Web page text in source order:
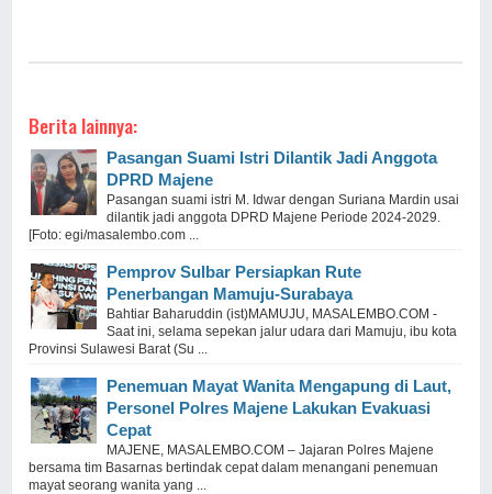
Berita lainnya:
Pasangan Suami Istri Dilantik Jadi Anggota
DPRD Majene
Pasangan suami istri M. Idwar dengan Suriana Mardin usai
dilantik jadi anggota DPRD Majene Periode 2024-2029.
[Foto: egi/masalembo.com ...
Pemprov Sulbar Persiapkan Rute
Penerbangan Mamuju-Surabaya
Bahtiar Baharuddin (ist)MAMUJU, MASALEMBO.COM -
Saat ini, selama sepekan jalur udara dari Mamuju, ibu kota
Provinsi Sulawesi Barat (Su ...
Penemuan Mayat Wanita Mengapung di Laut,
Personel Polres Majene Lakukan Evakuasi
Cepat
MAJENE, MASALEMBO.COM – Jajaran Polres Majene
bersama tim Basarnas bertindak cepat dalam menangani penemuan
mayat seorang wanita yang ...